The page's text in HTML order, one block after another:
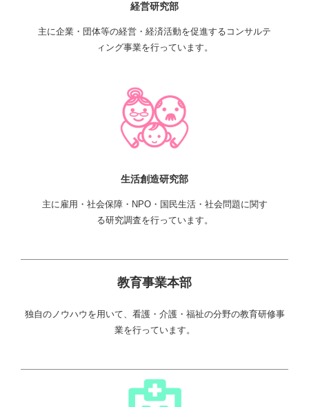
経営研究部
主に企業・団体等の経営・経済活動を促進するコンサルテ
ィング事業を行っています。
生活創造研究部
主に雇用・社会保障・NPO・国民生活・社会問題に関す
る研究調査を行っています。
教育事業本部
独自のノウハウを用いて、看護・介護・福祉の分野の教育研修事
業を行っています。